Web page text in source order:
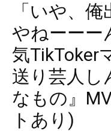
「いや、
やねーーー
気TikToker
送り芸人し
なもの』
トあり)